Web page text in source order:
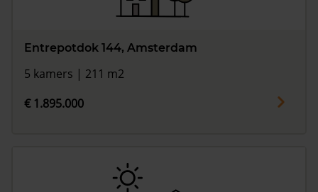
Entrepotdok 144, Amsterdam
5 kamers | 211 m2
€ 1.895.000